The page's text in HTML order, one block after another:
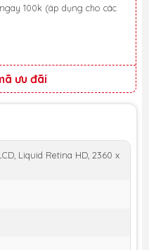
ưu đãi
Liquid Retina HD, 2360 x